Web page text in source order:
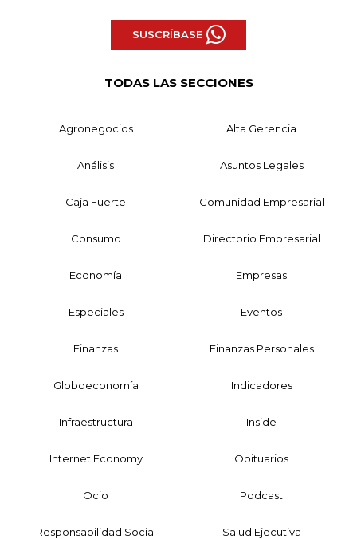
SUSCRÍBASE
TODAS LAS SECCIONES
Agronegocios Alta Gerencia
Análisis Asuntos Legales
Caja Fuerte Comunidad Empresarial
Consumo Directorio Empresarial
Economía Empresas
Especiales Eventos
Finanzas Finanzas Personales
Globoeconomía Indicadores
Infraestructura Inside
Internet Economy Obituarios
Ocio Podcast
Responsabilidad Social Salud Ejecutiva